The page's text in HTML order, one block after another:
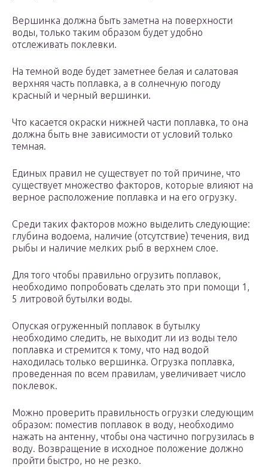
Вершинка должна быть заметна на поверхности
воды, только таким образом будет удобно
отслеживать поклевки.
На темной воде будет заметнее белая и салатовая
верхняя часть поплавка, а в солнечную погоду
красный и черный вершинки.
Что касается окраски нижней части поплавка, то она
должна быть вне зависимости от условий только
темная.
Единых правил не существует по той причине, что
существует множество факторов, которые влияют на
верное расположение поплавка и на его огрузку.
Среди таких факторов можно выделить следующие:
глубина водоема, наличие (отсутствие) течения, вид
рыбы и наличие мелких рыб в верхнем слое.
Для того чтобы правильно огрузить поплавок,
необходимо попробовать сделать это при помощи 1,
5 литровой бутылки воды.
Опуская огруженный поплавок в бутылку
необходимо следить, не выходит ли из воды тело
поплавка и стремится к тому, что над водой
находилась только вершинка. Огрузка поплавка,
проведенная по всем правилам, увеличивает число
поклевок.
Можно проверить правильность огрузки следующим
образом: поместив поплавок в воду, необходимо
нажать на антенну, чтобы она частично погрузилась в
воду. Возвращение в исходное положение должно
пройти быстро, но не резко.